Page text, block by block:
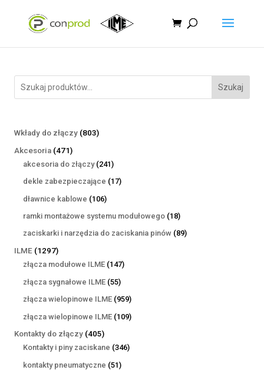
Szukaj
Wkłady do złączy 803803
Akcesoria 471471
produktów
akcesoria do złączy 241241
produktów
dekle zabezpieczające 1717
dławnice kablowe 106106
produktów
ramki montażowe systemu modułowego 1818
produktów
zaciskarki i narzędzia do zaciskania pinów 8989
ILME 12971297
produktów
złącza modułowe ILME 147147
złącza sygnałowe ILME 5555
produktów
złącza wielopinowe ILME 959959
produktów
złącza wielopinowe ILME 109109
Kontakty do złączy 405405
produktów
Kontakty i piny zaciskane 346346
kontakty pneumatyczne 5151